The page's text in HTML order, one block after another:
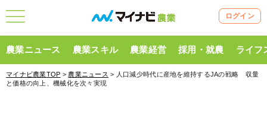
ログイン
農業ニュース 農業スキル 農業経営 採用・就農 ライフ
マイナビ農業TOP > 農業ニュース > 人口減少時代に産地を維持するJAの戦略 収量
と価格の向上、機械化を次々実現